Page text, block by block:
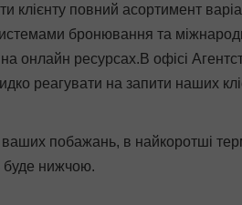
клієнту повний асортимент
бронювання та
онлайн ресурсах.В офісі
реагувати на запити наших
побажань, в найкоротші
буде нижчою.